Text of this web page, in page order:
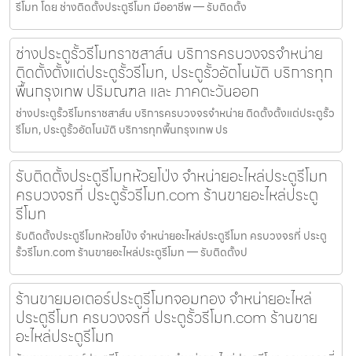
รีโมท โดย ช่างติดตั้งประตูรีโมท มืออาชีพ — รับติดตั้ง
ช่างประตูรั้วรีโมทราชสาส์น บริการครบวงจรจำหน่าย
ติดตั้งตั้งแต่ประตูรั้วรีโมท, ประตูรั้วอัตโนมัติ บริการทุก
พื้นกรุงเทพ ปริมณฑล และ ภาคตะวันออก
ช่างประตูรั้วรีโมทราชสาส์น บริการครบวงจรจำหน่าย ติดตั้งตั้งแต่ประตูรั้ว
รีโมท, ประตูรั้วอัตโนมัติ บริการทุกพื้นกรุงเทพ ปร
รับติดตั้งประตูรีโมทห้วยโป่ง จำหน่ายอะไหล่ประตูรีโมท
ครบวงจรที่ ประตูรั้วรีโมท.com ร้านขายอะไหล่ประตู
รีโมท
รับติดตั้งประตูรีโมทห้วยโป่ง จำหน่ายอะไหล่ประตูรีโมท ครบวงจรที่ ประตู
รั้วรีโมท.com ร้านขายอะไหล่ประตูรีโมท — รับติดตั้งป
ร้านขายมอเตอร์ประตูรีโมทจอมทอง จำหน่ายอะไหล่
ประตูรีโมท ครบวงจรที่ ประตูรั้วรีโมท.com ร้านขาย
อะไหล่ประตูรีโมท